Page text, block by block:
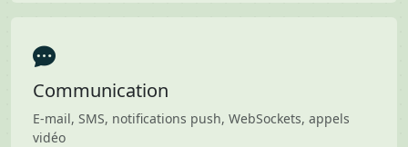
Communication
E-mail, SMS, notifications push, WebSockets, appels
vidéo